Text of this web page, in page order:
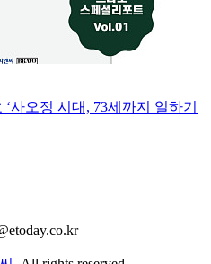
사오정 시대, 73세까지 일하기